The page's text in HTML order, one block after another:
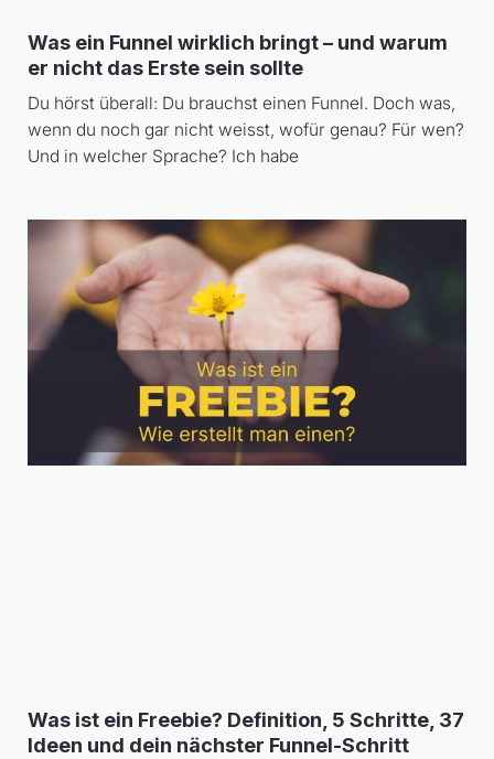
Was ein Funnel wirklich bringt – und warum
er nicht das Erste sein sollte
Du hörst überall: Du brauchst einen Funnel. Doch was,
wenn du noch gar nicht weisst, wofür genau? Für wen?
Und in welcher Sprache? Ich habe
Was ist ein Freebie? Definition, 5 Schritte, 37
Ideen und dein nächster Funnel-Schritt